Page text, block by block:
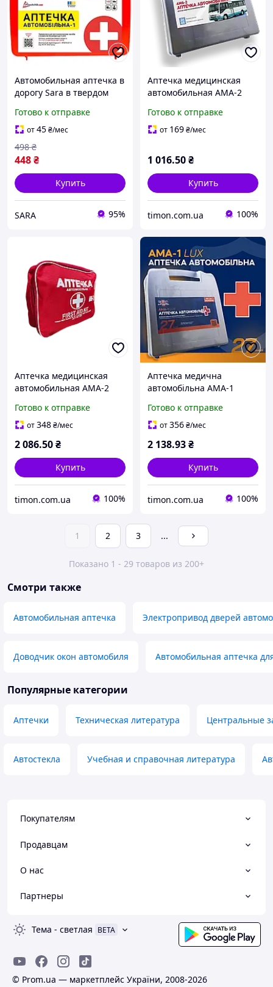
Автомобильная аптечка в
дорогу Sara в твердом
бинтами, жгутом и
справочником помощи
106
Готово к отправке
от45₴/мес
448₴
498 ₴
Купить
SARA 95%
Аптечка медицинская
автомобильная АМА-2
предмета, 45 шт)
Готово к отправке
от 169₴/мес
1 016.50₴
Купить
timon.com.ua 100%
Аптечка медицинская
автомобильная АМА-2
3961-2000) «Эталон» (24
предмета (90 шт) PRO-Ap
Готово к отправке
от348₴/мес
2 086.50₴
Купить
timon.com.ua 100%
Аптечка медична
автомобільна АМА-1
найменувань, 33 шт )
(сформована під реалії
Готово к отправке
от356₴/мес
2 138.93₴
Купить
timon.com.ua 100%
1 2 3 ...
Показано 1 - 29 товаров из 200+
Смотри также
Автомобильная аптечка Электропривод дверей
Доводчик окон автомобиля Автомобильная аптечка
Популярные категории
Аптечки Техническая литература Центральные
Автостекла Учебная и справочная литература
Покупателям
Продавцам
О нас
Партнеры
Тема - светлая BETA
© Prom.ua — маркетплейс України, 2008-2026